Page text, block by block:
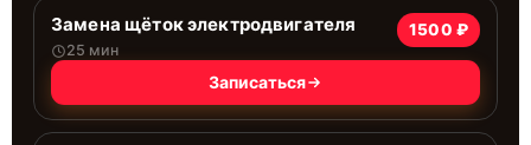
Замена щёток электродвигателя
25 мин
1500 ₽
Записаться